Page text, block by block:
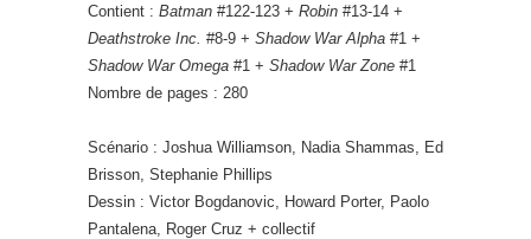
Contient : Batman #122-123 + Robin #13-14 +
Deathstroke Inc. #8-9 + Shadow War Alpha #1 +
Shadow War Omega #1 + Shadow War Zone #1
Nombre de pages : 280
Scénario : Joshua Williamson, Nadia Shammas, Ed
Brisson, Stephanie Phillips
Dessin : Victor Bogdanovic, Howard Porter, Paolo
Pantalena, Roger Cruz + collectif